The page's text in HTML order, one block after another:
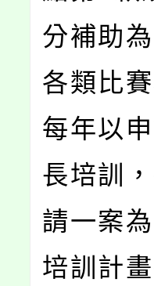
分補助
各類比
每年以
長培訓
請一案
培訓計